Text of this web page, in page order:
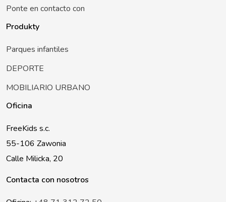
Ponte en contacto con
Produkty
Parques infantiles
DEPORTE
MOBILIARIO URBANO
Oficina
FreeKids s.c.
55-106 Zawonia
Calle Milicka, 20
Contacta con nosotros